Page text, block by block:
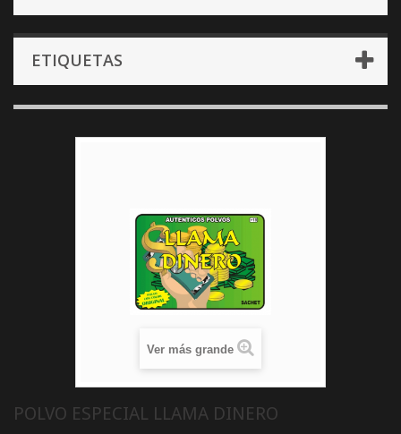
ETIQUETAS
Ver más grande
POLVO ESPECIAL LLAMA DINERO